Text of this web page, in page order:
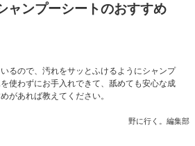
ャンプーシートのおすすめ
るので、汚れをサッとふけるようにシャンプ
使わずにお手入れできて、舐めても安心な成
があれば教えてください。
野に行く。編集部